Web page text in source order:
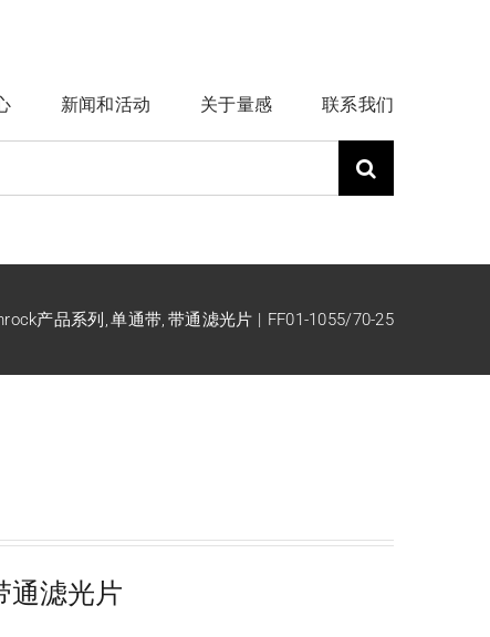
新闻和活动 关于量感 联系我们
产品系列 单通带 带通滤光片 FF01-1055/70-25
滤光片